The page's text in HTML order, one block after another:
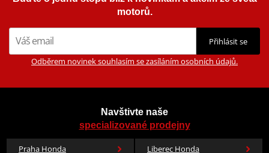
motorů.
Přihlásit se
Odběrem novinek souhlasím se zasíláním osobních údajů.
Navštivte naše
specializované prodejny
Praha Honda
Liberec Honda